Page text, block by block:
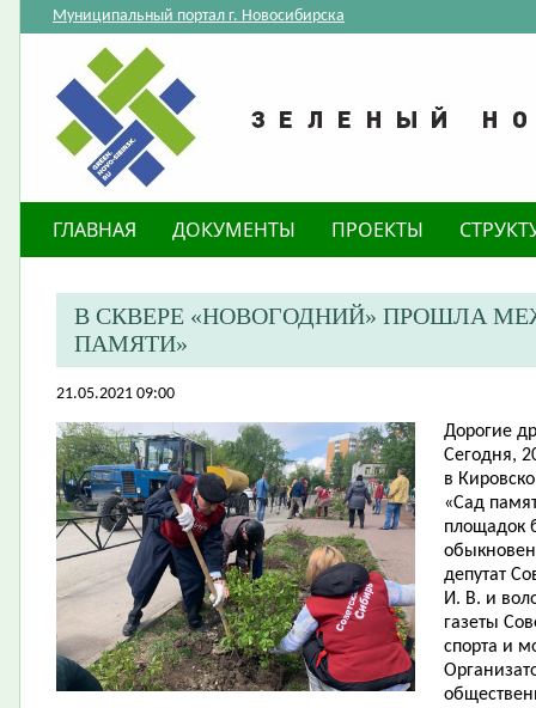
Муниципальный портал г. Новосибирска
ГЛАВНАЯ ДОКУМЕНТЫ ПРОЕКТЫ
В СКВЕРЕ «НОВОГОДНИЙ» ПРОШЛА
ПАМЯТИ»
21.05.2021 09:00
Дорогие
Сегодня,
в
«Сад
площадок
депутат
И. В. и
газеты
спорта и